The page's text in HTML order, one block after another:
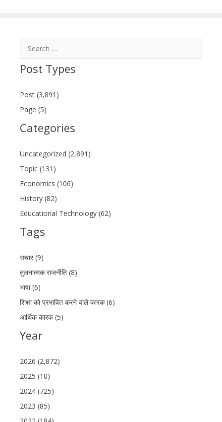
Post Types
Post (3,891)
Page (5)
Categories
Uncategorized (2,891)
Topic (131)
Economics (106)
History (82)
Educational Technology (62)
Tags
संचार (9)
तुलनात्मक राजनीति (8)
भाषा (6)
शिक्षा को प्रभावित करने वाले कारक (6)
आर्थिक कारक (5)
Year
2026 (2,872)
2025 (10)
2024 (725)
2023 (85)